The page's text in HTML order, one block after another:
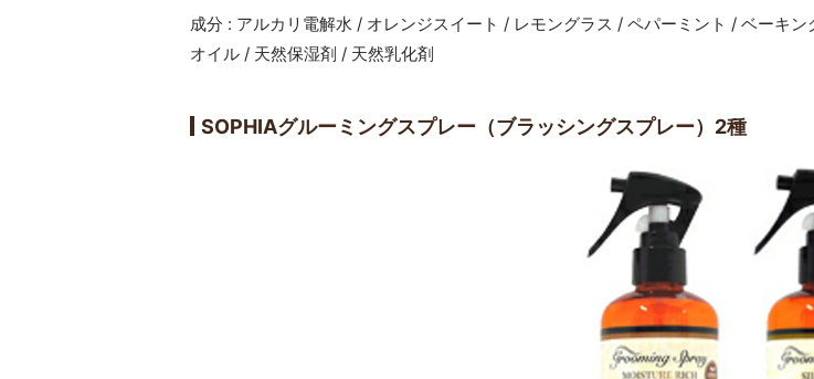
成分 : アルカリ電解水 / オレンジスイート / レモングラス / ペパーミント / ベーキ
オイル / 天然保湿剤 / 天然乳化剤
SOPHIAグルーミングスプレー （ブラッシングスプレー）2種